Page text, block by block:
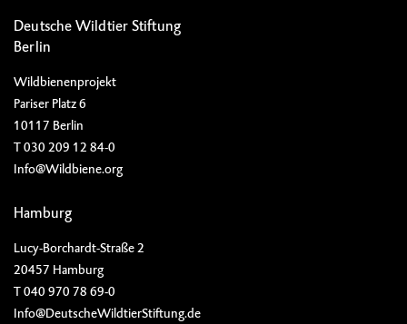
Deutsche Wildtier Stiftung
Berlin
Wildbienenprojekt
Pariser Platz 6
10117 Berlin
T 030 209 12 84-0
Info@Wildbiene.org
Hamburg
Lucy-Borchardt-Straße 2
20457 Hamburg
T 040 970 78 69-0
Info@DeutscheWildtierStiftung.de